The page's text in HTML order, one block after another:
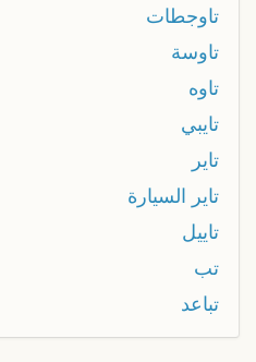
تاوجطات
تاوسة
تاوه
تايبي
تاير
تاير السيارة
تاييل
تب
تباعد